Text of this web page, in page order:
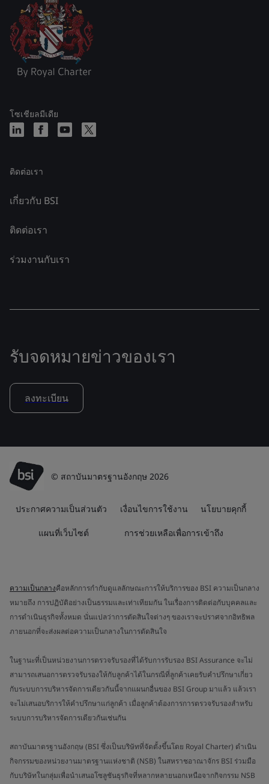
โซเชียลมีเดีย
ติดต่อเรา
เกี่ยวกับ BSI
ติดต่อเรา
ร่วมงานกับเรา
รับจดหมายข่าวของเรา
ลงทะเบียน
© สถาบันมาตรฐานอังกฤษ 2026
ประกาศความเป็นส่วนตัว เงื่อนไขการใช้งาน นโยบายคุกกี้
แผนที่เว็บไซต์ การช่วยเหลือเพื่อการเข้าถึง
ความเป็นกลางคือหลักการกำกับดูแลลักษณะการให้บริการของ BSI ความเป็นกลาง
หมายถึง การปฏิบัติอย่างเป็นธรรมและเท่าเทียมกัน ในเรื่องการติดต่อกับบุคคลและ
การดำเนินธุรกิจทั้งหมด นั่นแปลว่าการตัดสินใจต่างๆ ของเราจะปราศจากอิทธิพล
ภายนอกที่จะส่งผลต่อความเป็นกลางในการตัดสินใจ
ในฐานะที่เป็นหน่วยงานการตรวจรับรองที่ได้รับการรับรอง BSI Assurance จะไม่
สามารถเสนอการตรวจรับรองให้กับลูกค้าได้ในกรณีที่ลูกค้าเคยรับคำปรึกษาเกี่ยว
กับระบบการบริหารจัดการเดียวกันนี้จากแผนกอื่นของ BSI Group มาแล้ว แล้วเรา
จะไม่เสนอบริการให้คำปรึกษาแก่ลูกค้า เมื่อลูกค้าต้องการการตรวจรับรองสำหรับ
ระบบการบริหารจัดการเดียวกันเช่นกัน
สถาบันมาตรฐานอังกฤษ (BSI ซึ่งเป็นบริษัทที่จัดตั้งขึ้นโดย Royal Charter) ดำเนิน
กิจกรรมของหน่วยงานมาตรฐานแห่งชาติ (NSB) ในสหราชอาณาจักร BSI ร่วมมือ
กับบริษัทในกลุ่มเพื่อนำเสนอโซลูชันธุรกิจที่หลากหลายนอกเหนือจากกิจกรรม NSB